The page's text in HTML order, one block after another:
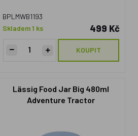
BPLMWB1193
Skladem 1 ks
499 Kč
KOUPIT
Lässig Food Jar Big 480ml
Adventure Tractor